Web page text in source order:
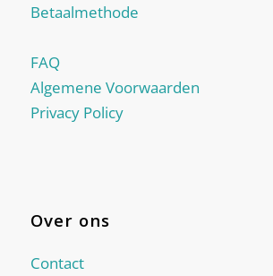
Betaalmethode
FAQ
Algemene Voorwaarden
Privacy Policy
Over ons
Contact